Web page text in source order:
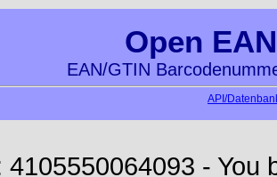
Open
EAN/GTIN
API/
4105550064093 - You